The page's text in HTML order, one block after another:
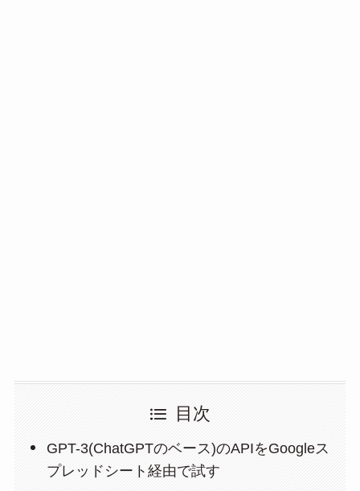
目次
GPT-3(ChatGPTのベース)のAPIをGoogleス
プレッドシート経由で試す